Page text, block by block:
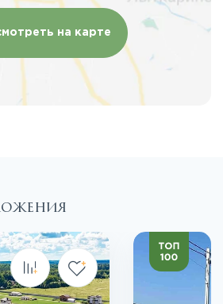
на карте